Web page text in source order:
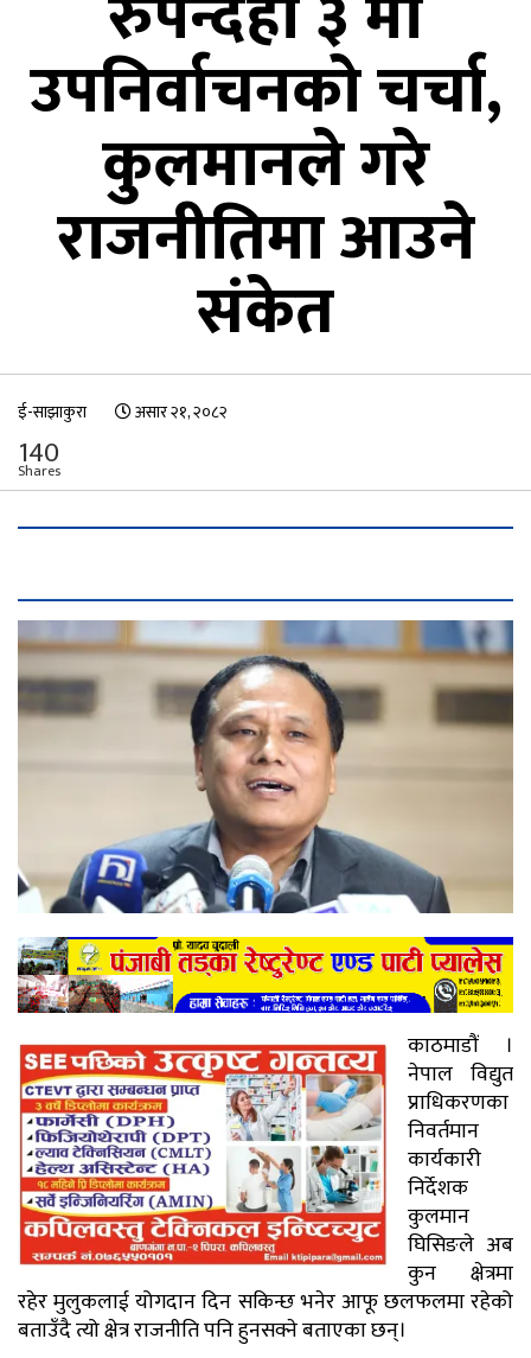
उपनिर्वाचनको चर्चा,
कुलमानले गरे
राजनीतिमा आउने
संकेत
ई-साझाकुरा असार २१, २०८२
140
Shares
काठमाडौं ।
नेपाल विद्युत
प्राधिकरणका
निवर्तमान
कार्यकारी
निर्देशक
कुलमान
घिसिङले अब
कुन क्षेत्रमा
रहेर मुलुकलाई योगदान दिन सकिन्छ भनेर आफू छलफलमा रहेको
बताउँदै त्यो क्षेत्र राजनीति पनि हुनसक्ने बताएका छन्।